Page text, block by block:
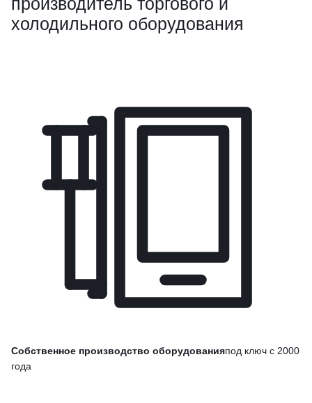
холодильного оборудования
Собственное производство оборудованияпод ключ с 2000
года